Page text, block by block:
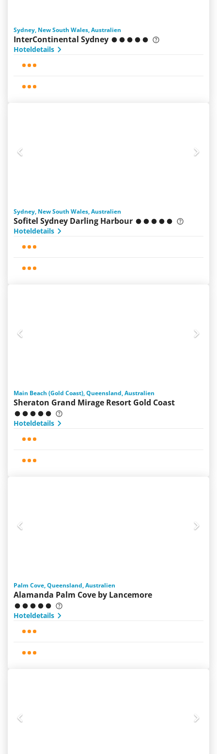
Sydney, New South Wales, Australien
InterContinental Sydney
Hoteldetails
Sydney, New South Wales, Australien
Sofitel Sydney Darling Harbour
Hoteldetails
Main Beach (Gold Coast), Queensland, Australien
Sheraton Grand Mirage Resort Gold Coast
Hoteldetails
Palm Cove, Queensland, Australien
Alamanda Palm Cove by Lancemore
Hoteldetails